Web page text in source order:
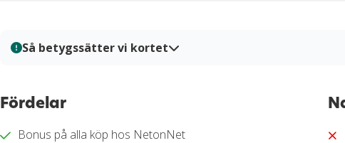
Så betygssätter vi kortet
bedömningar baseras på verifierad information, praktiska tester
trygg och välgrundat beslutsunderlag för när du ska välja kreditkort.
Fördelar
Bonus på alla köp hos NetonNet